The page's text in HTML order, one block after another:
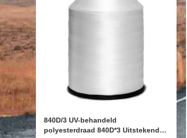
Hoge sterkte 100% polyester
naaigarn Wit 2000D*2 Lage krimp